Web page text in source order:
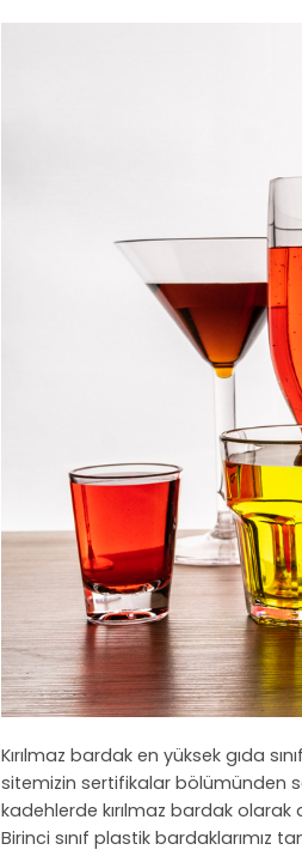
Kırılmaz bardak en yüksek gıda
sitemizin sertifikalar bölümünden
kadehlerde kırılmaz bardak
Birinci sınıf plastik bardaklarımız